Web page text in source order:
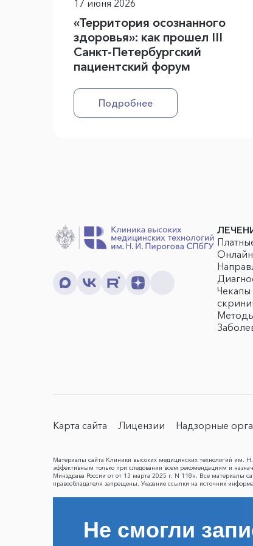
17 июня 2026
«Территория осознанного
здоровья»: как прошел III
Санкт-Петербургский
пациентский форум
Подробнее
Чекапы
Карта сайта Лицензии Надзорные
Материалы сайта Клиники высоких медицинских технологий им.
эффективным только при следовании всем рекомендациям и
Минздрава России от от 13 марта 2025 г. N 118н. Все материалы
правообладателя запрещены. Указание ссылки на источник
Не смогли